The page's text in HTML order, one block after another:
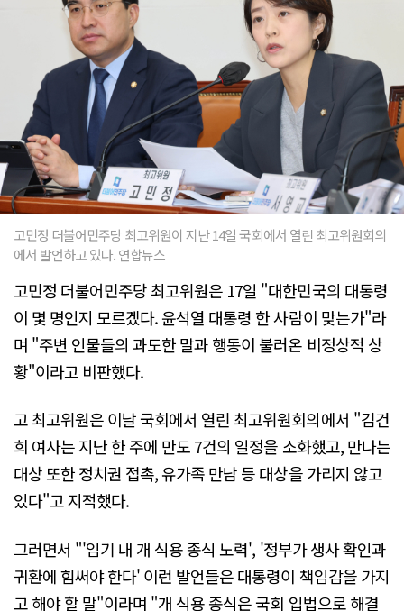
고민정 더불어민주당 최고위원이 지난 14일 국회에서 열린 최고위원회의
에서 발언하고 있다. 연합뉴스
고민정 더불어민주당 최고위원은 17일 "대한민국의 대통령
이 몇 명인지 모르겠다. 윤석열 대통령 한 사람이 맞는가"라
며 "주변 인물들의 과도한 말과 행동이 불러온 비정상적 상
황"이라고 비판했다.
고 최고위원은 이날 국회에서 열린 최고위원회의에서 "김건
희 여사는 지난 한 주에 만도 7건의 일정을 소화했고, 만나는
대상 또한 정치권 접촉, 유가족 만남 등 대상을 가리지 않고
있다"고 지적했다.
그러면서 "'임기 내 개 식용 종식 노력', '정부가 생사 확인과
귀환에 힘써야 한다' 이런 발언들은 대통령이 책임감을 가지
고 해야 할 말"이라며 "개 식용 종식은 국회 입법으로 해결